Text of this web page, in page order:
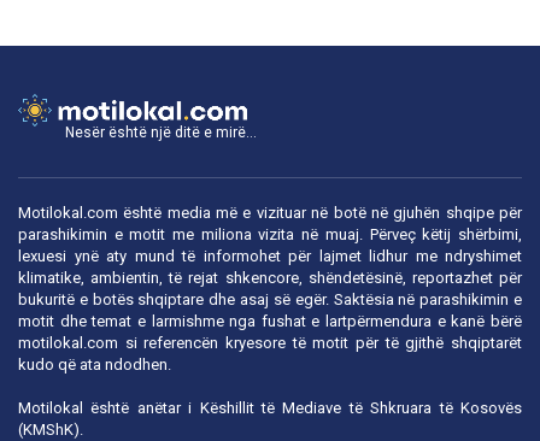
Nesër është një ditë e mirë...
Motilokal.com është media më e vizituar në botë në gjuhën shqipe për
parashikimin e motit me miliona vizita në muaj. Përveç këtij shërbimi,
lexuesi ynë aty mund të informohet për lajmet lidhur me ndryshimet
klimatike, ambientin, të rejat shkencore, shëndetësinë, reportazhet për
bukuritë e botës shqiptare dhe asaj së egër. Saktësia në parashikimin e
motit dhe temat e larmishme nga fushat e lartpërmendura e kanë bërë
motilokal.com si referencën kryesore të motit për të gjithë shqiptarët
kudo që ata ndodhen.
Motilokal është anëtar i Këshillit të Mediave të Shkruara të Kosovës
(KMShK).